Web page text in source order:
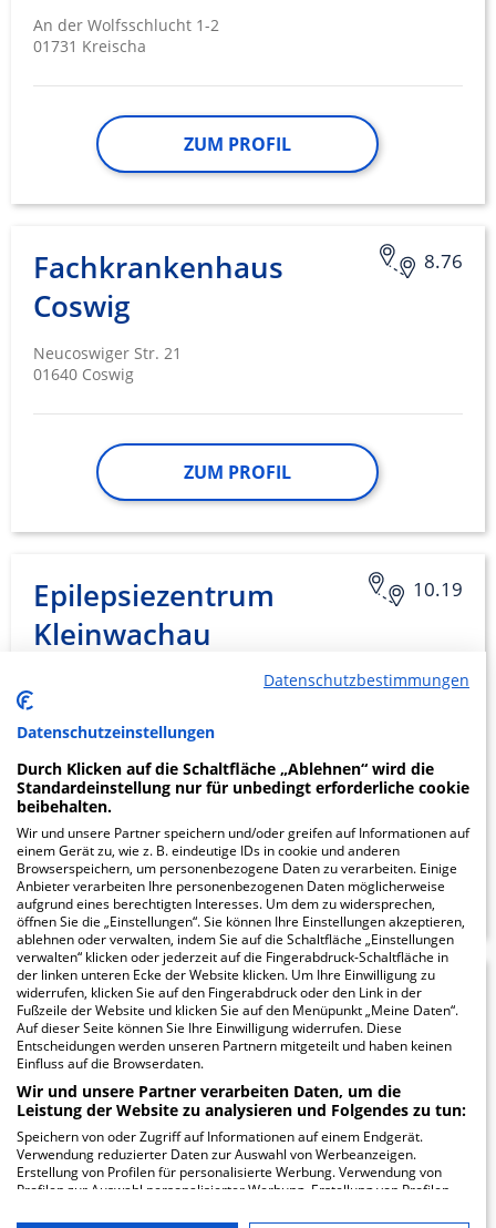
An der Wolfsschlucht 1-2
01731 Kreischa
ZUM PROFIL
8.76
Fachkrankenhaus
Coswig
Neucoswiger Str. 21
01640 Coswig
ZUM PROFIL
10.19
Epilepsiezentrum
Kleinwachau
gemeinnützige GmbH,
Wachauer Str. 30
01454 Radeberg
ZUM PROFIL
Asklepios-ASB Klinik
Radeberg
Pulsnitzer Straße 60
01454 Radeberg
Datenschutzbestimmungen
Datenschutzeinstellungen
Durch Klicken auf die Schaltfläche „Ablehnen“ wird die
Standardeinstellung nur für unbedingt erforderliche cookie
beibehalten.
Wir und unsere Partner speichern und/oder greifen auf Informationen auf
einem Gerät zu, wie z. B. eindeutige IDs in cookie und anderen
Browserspeichern, um personenbezogene Daten zu verarbeiten. Einige
Anbieter verarbeiten Ihre personenbezogenen Daten möglicherweise
aufgrund eines berechtigten Interesses. Um dem zu widersprechen,
öffnen Sie die „Einstellungen“. Sie können Ihre Einstellungen akzeptieren,
ablehnen oder verwalten, indem Sie auf die Schaltfläche „Einstellungen
verwalten“ klicken oder jederzeit auf die Fingerabdruck-Schaltfläche in
der linken unteren Ecke der Website klicken. Um Ihre Einwilligung zu
widerrufen, klicken Sie auf den Fingerabdruck oder den Link in der
Fußzeile der Website und klicken Sie auf den Menüpunkt „Meine Daten“.
Auf dieser Seite können Sie Ihre Einwilligung widerrufen. Diese
Entscheidungen werden unseren Partnern mitgeteilt und haben keinen
Einfluss auf die Browserdaten.
Wir und unsere Partner verarbeiten Daten, um die
Leistung der Website zu analysieren und Folgendes zu tun:
Speichern von oder Zugriff auf Informationen auf einem Endgerät.
Verwendung reduzierter Daten zur Auswahl von Werbeanzeigen.
Erstellung von Profilen für personalisierte Werbung. Verwendung von
Profilen zur Auswahl personalisierter Werbung. Erstellung von Profilen